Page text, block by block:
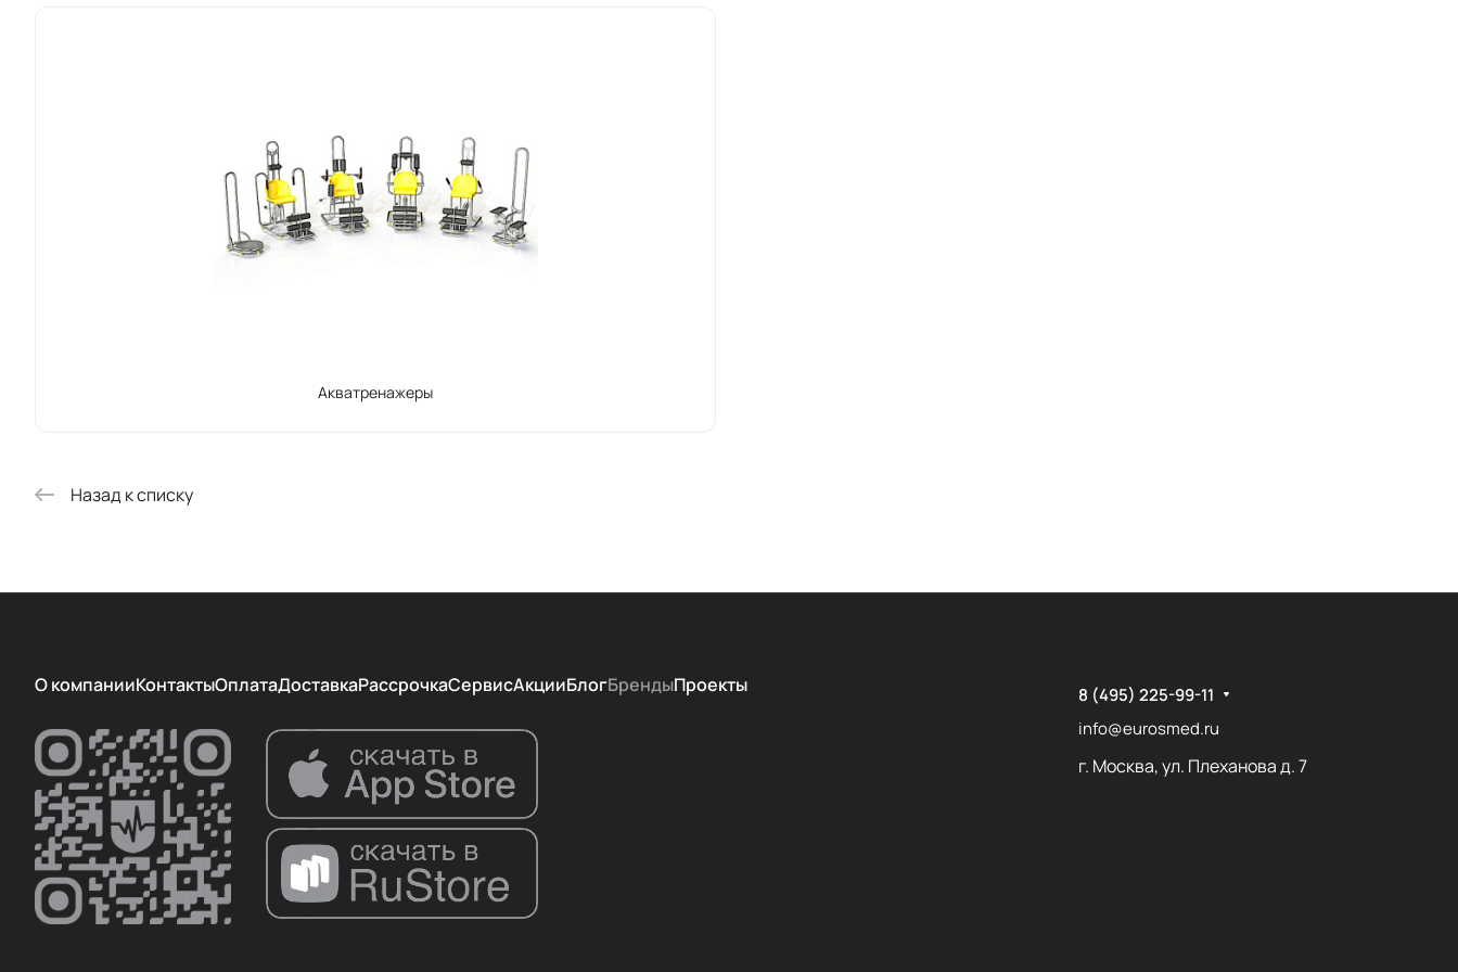
Тренажеры для аэробики и кардио в воде.
Каждый из тренажеров Aqquatix c.r.l. разработан с учетом индивидуальных потребностей и целей пользователей. Все
модели имеют эргономичный дизайн и могут использоваться как для профессиональных тренировок, так и для занятий
Акватренажеры
Назад к списку
О компанииКонтактыОплатаДоставкаРассрочкаСервисАкцииБлогБрендыПроекты
8 (495) 225-99-11
info@eurosmed.ru
г. Москва, ул. Плеханова д. 7